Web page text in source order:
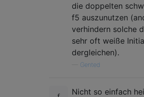
die doppelten
f5 auszunutzen
verhindern solche
sehr oft weiße
dergleichen).
Gented
Nicht so einfach